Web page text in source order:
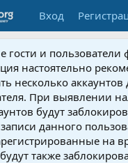
Вход
гости и пользователи
настоятельно
несколько
При выявлении
будут
данного
на
также